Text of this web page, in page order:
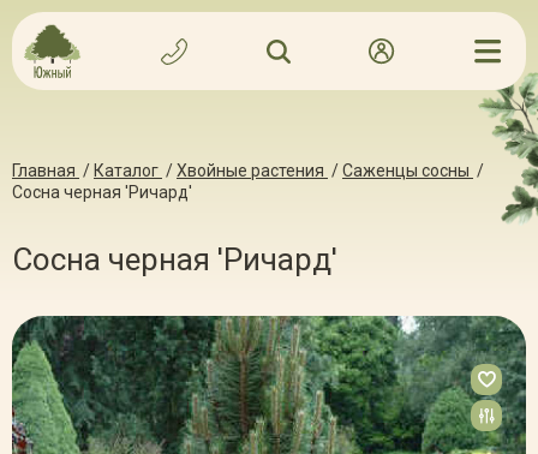
Главная / Каталог /Хвойные растения /Саженцы сосны /
Сосна черная 'Ричард'
Сосна черная 'Ричард'